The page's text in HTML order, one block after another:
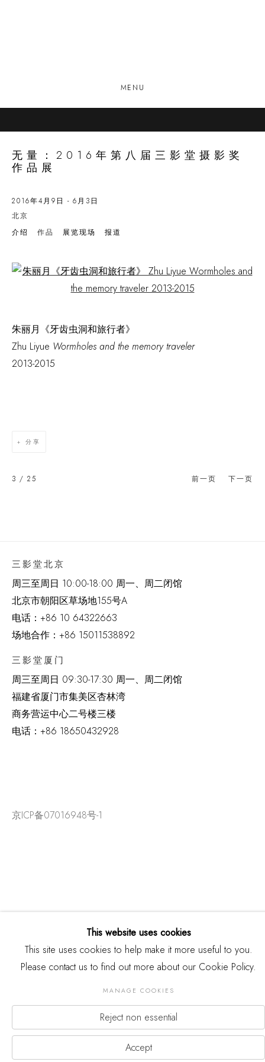
MENU
无量：2016年第八届三影堂摄影奖
作品展
2016年4月9日 - 6月3日
北京
介绍
作品 展览现场 报道
Open a larger version of the following image in a popup:
朱丽月《牙齿虫洞和旅行者》
Zhu Liyue Wormholes and the memory traveler
2013-2015
分享
前一页 下一页
3 / 25
三影堂北京
周三至周日 10:00-18:00 周一、周二闭馆
北京市朝阳区草场地155号A
电话： +86 10 64322663
场地合作：+86 15011538892
三影堂厦门
周三至周日 09:30-17:30 周一、周二闭馆
福建省厦门市集美区杏林湾
商务营运中心二号楼三楼
电话： +86 18650432928
京ICP备07016948号-1
版权 2026 THREE SHADOWS
网页支持 ARTLOGIC
This website uses cookies
This site uses cookies to help make it more useful to you.
Please contact us to find out more about our Cookie Policy.
MANAGE COOKIES
Reject non essential
Accept